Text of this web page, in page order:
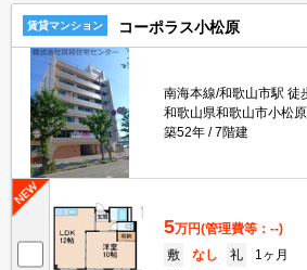
賃貸マンション コーポラス小松原
南海本線/和歌山市駅 徒
和歌山県和歌山市小松
築52年
7階建
5万円(管理費等：--)
敷
なし 礼
1ヶ月